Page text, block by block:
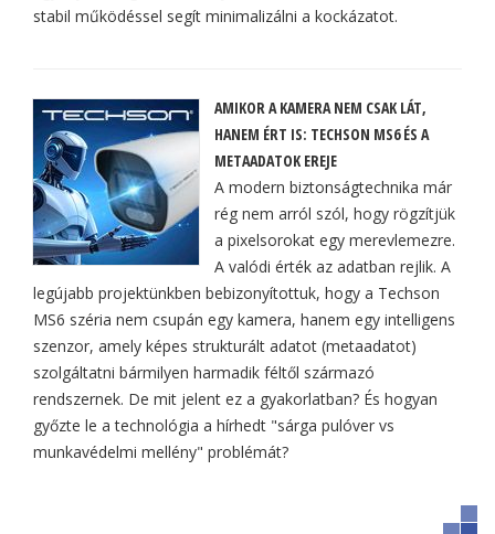
stabil működéssel segít minimalizálni a kockázatot.
AMIKOR A KAMERA NEM CSAK LÁT,
HANEM ÉRT IS: TECHSON MS6 ÉS A
METAADATOK EREJE
A modern biztonságtechnika már
rég nem arról szól, hogy rögzítjük
a pixelsorokat egy merevlemezre.
A valódi érték az adatban rejlik. A
legújabb projektünkben bebizonyítottuk, hogy a Techson
MS6 széria nem csupán egy kamera, hanem egy intelligens
szenzor, amely képes strukturált adatot (metaadatot)
szolgáltatni bármilyen harmadik féltől származó
rendszernek. De mit jelent ez a gyakorlatban? És hogyan
győzte le a technológia a hírhedt "sárga pulóver vs
munkavédelmi mellény" problémát?